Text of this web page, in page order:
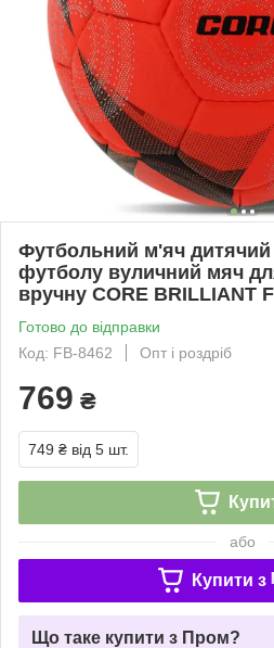
Футбольний м'яч
футболу вуличний мяч
вручну CORE BRILLIANT
Готово до відправки
Код: FB-8462
Опт і роздріб
769 ₴
749 ₴ від 5 шт.
або
Купити з
Що таке купити з Пром?